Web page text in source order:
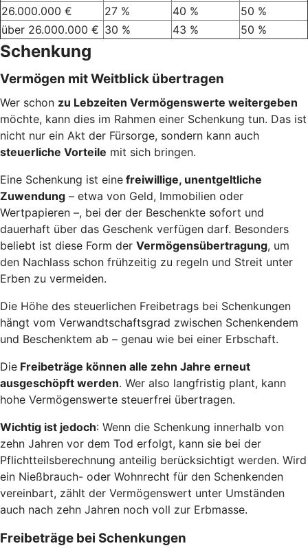
26.000.000 €
27 % 40 %
50 %
über 26.000.000 € 30 % 43 % 50 %
Schenkung
Vermögen mit Weitblick übertragen
Wer schon zu Lebzeiten Vermögenswerte weitergeben
möchte, kann dies im Rahmen einer Schenkung tun. Das ist
nicht nur ein Akt der Fürsorge, sondern kann auch
steuerliche Vorteile mit sich bringen.
Eine Schenkung ist eine freiwillige, unentgeltliche
Zuwendung – etwa von Geld, Immobilien oder
Wertpapieren –, bei der der Beschenkte sofort und
dauerhaft über das Geschenk verfügen darf. Besonders
beliebt ist diese Form der Vermögensübertragung, um
den Nachlass schon frühzeitig zu regeln und Streit unter
Erben zu vermeiden.
Die Höhe des steuerlichen Freibetrags bei Schenkungen
hängt vom Verwandtschaftsgrad zwischen Schenkendem
und Beschenktem ab – genau wie bei einer Erbschaft.
Die Freibeträge können alle zehn Jahre erneut
ausgeschöpft werden. Wer also langfristig plant, kann
hohe Vermögenswerte steuerfrei übertragen.
Wichtig ist jedoch: Wenn die Schenkung innerhalb von
zehn Jahren vor dem Tod erfolgt, kann sie bei der
Pflichtteilsberechnung anteilig berücksichtigt werden. Wird
ein Nießbrauch- oder Wohnrecht für den Schenkenden
vereinbart, zählt der Vermögenswert unter Umständen
auch nach zehn Jahren noch voll zur Erbmasse.
Freibeträge bei Schenkungen